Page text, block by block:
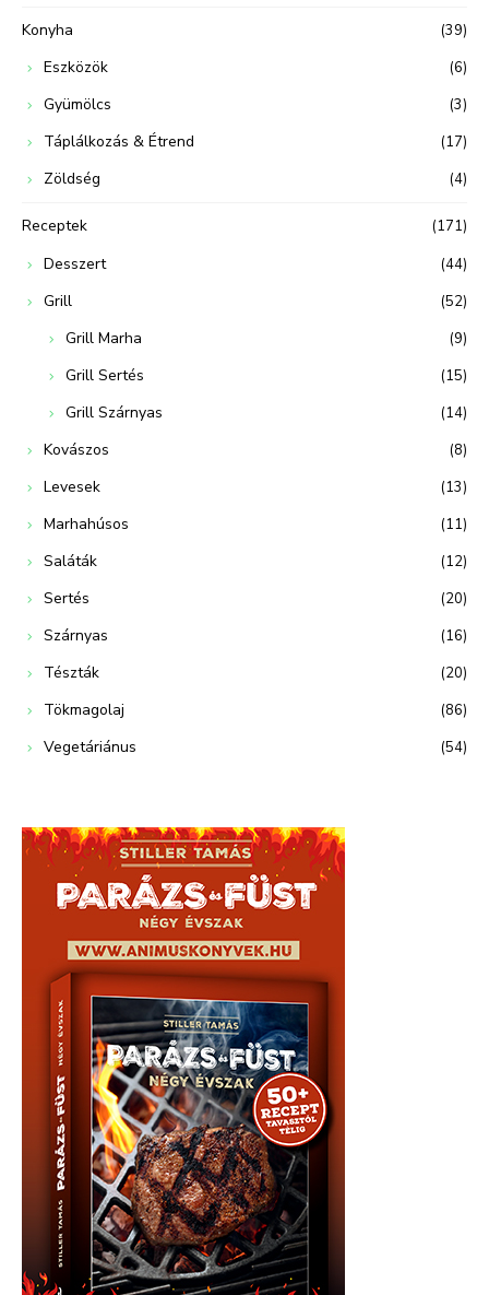
Konyha (39)
Eszközök (6)
Gyümölcs (3)
Táplálkozás & Étrend (17)
Zöldség (4)
Receptek (171)
Desszert (44)
Grill (52)
Grill Marha (9)
Grill Sertés (15)
Grill Szárnyas (14)
Kovászos (8)
Levesek (13)
Marhahúsos (11)
Saláták (12)
Sertés (20)
Szárnyas (16)
Tészták (20)
Tökmagolaj (86)
Vegetáriánus (54)